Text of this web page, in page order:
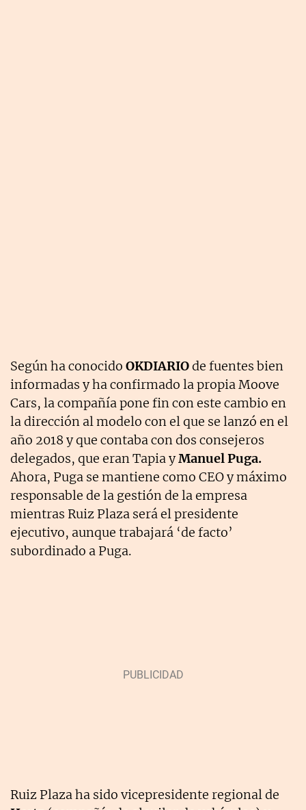
Según ha conocido OKDIARIOde fuentes bien
informadas y ha confirmado la propia Moove
Cars, la compañía pone fin con este cambio en
la dirección al modelo con el que se lanzó en el
año 2018 y que contaba con dos consejeros
delegados, que eran Tapia yManuel Puga.
Ahora, Puga se mantiene como CEO y máximo
responsable de la gestión de la empresa
mientras Ruiz Plaza será el presidente
ejecutivo, aunque trabajará ‘de facto’
subordinado a Puga.
Ruiz Plaza ha sido vicepresidente regional de